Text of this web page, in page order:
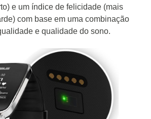
e um índice de felicidade (mais
com base em uma combinação
e qualidade do sono.